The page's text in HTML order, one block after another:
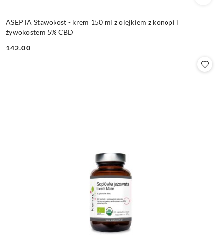
ASEPTA Stawokost - krem 150 ml z olejkiem z konopi i
żywokostem 5% CBD
Cena:
142.00